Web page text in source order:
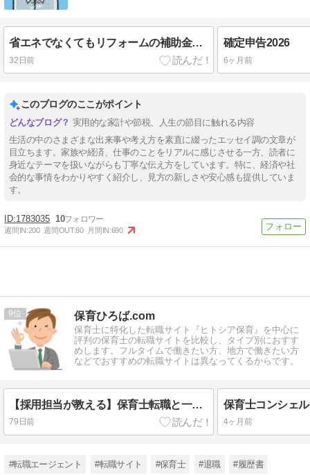
省エネでなくてもリフォームの補助金がもらえました
32日前
確定申告2026
6ヶ月前
このブログのここがポイント
実用的な家計や節税、人生の節目に触れる内容
生活の中のさまざまな出来事や考え方を素直に綴ったエッセイ調の文章が
目立ちます。家族や経済、仕事のことをリアルに感じさせる一方、読者に
身近なテーマを扱いながらも丁寧な伝え方をしています。特に、経済や社
会的な事情をわかりやすく紹介し、見方の新しさや安心感も提供していま
す。
1783035 10
週間IN:200 週間OUT:80 月間IN:690
9 保育ひろば.com
保育士に特化した転職サイト『ヒトシア保育』を中心に
評判の保育士の転職サイトを比較し、タイプ別におすす
めします。フルタイムで働きたい方、地方で働きたい方
などでおすすめの転職サイトは異なってくるからです。
【採用担当が教える】保育士転職と一般転職の違いとは？
79日前 4ヶ月前
#転職エージェント #転職サイト #保育士 #退職 #履歴書